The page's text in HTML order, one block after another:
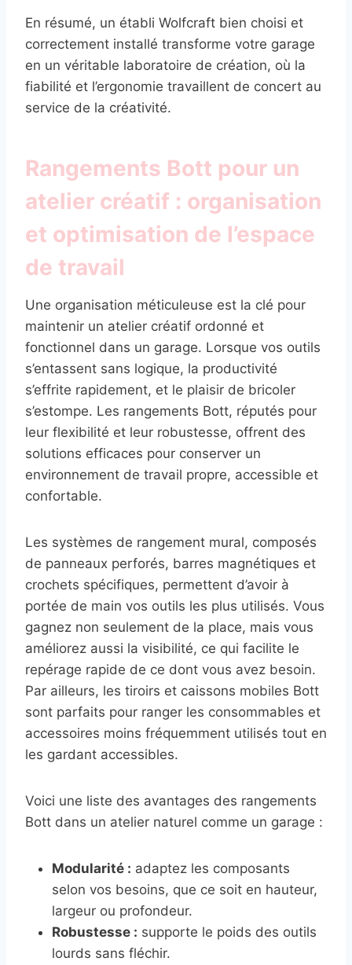
En résumé, un établi Wolfcraft bien choisi et
correctement installé transforme votre garage
en un véritable laboratoire de création, où la
fiabilité et l’ergonomie travaillent de concert au
service de la créativité.
Rangements Bott pour un
atelier créatif : organisation
et optimisation de l’espace
de travail
Une organisation méticuleuse est la clé pour
maintenir un atelier créatif ordonné et
fonctionnel dans un garage. Lorsque vos outils
s’entassent sans logique, la productivité
s’effrite rapidement, et le plaisir de bricoler
s’estompe. Les rangements Bott, réputés pour
leur flexibilité et leur robustesse, offrent des
solutions efficaces pour conserver un
environnement de travail propre, accessible et
confortable.
Les systèmes de rangement mural, composés
de panneaux perforés, barres magnétiques et
crochets spécifiques, permettent d’avoir à
portée de main vos outils les plus utilisés. Vous
gagnez non seulement de la place, mais vous
améliorez aussi la visibilité, ce qui facilite le
repérage rapide de ce dont vous avez besoin.
Par ailleurs, les tiroirs et caissons mobiles Bott
sont parfaits pour ranger les consommables et
accessoires moins fréquemment utilisés tout en
les gardant accessibles.
Voici une liste des avantages des rangements
Bott dans un atelier naturel comme un garage :
Modularité : adaptez les composants
selon vos besoins, que ce soit en hauteur,
largeur ou profondeur.
Robustesse : supporte le poids des outils
lourds sans fléchir.